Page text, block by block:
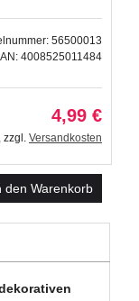
56500013
4008525011484
4,99 €
, zzgl. Versandkosten
den Warenkorb